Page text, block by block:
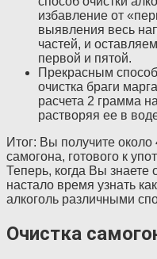
избавление от
выявления весь
частей, и
первой и пятой.
Прекрасным
очистка браги
расчета 2 грамма
растворяя ее в
Итог: Вы получите около
самогона, готового к
Теперь, когда Вы
настало время узнать
алкоголь различными
Очистка